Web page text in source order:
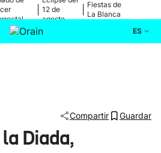
12 de
agosto
Fiestas de
La Blanca
ES
Compartir Guardar
Diada,